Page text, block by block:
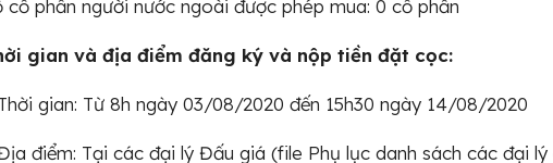
cổ phần người nước ngoài được phép mua: 0 cổ phần
gian và địa điểm đăng ký và nộp tiền đặt cọc:
gian: Từ 8h ngày 03/08/2020 đến 15h30 ngày 14/08/2020
điểm: Tại các đại lý Đấu giá (file Phụ lục danh sách các đại